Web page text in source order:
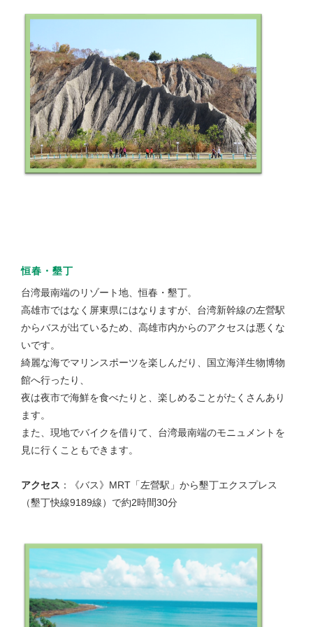
恒春・墾丁
台湾最南端のリゾート地、恒春・墾丁。
高雄市ではなく屏東県にはなりますが、台湾新幹線の左營駅
からバスが出ているため、高雄市内からのアクセスは悪くな
いです。
綺麗な海でマリンスポーツを楽しんだり、国立海洋生物博物
館へ行ったり、
夜は夜市で海鮮を食べたりと、楽しめることがたくさんあり
ます。
また、現地でバイクを借りて、台湾最南端のモニュメントを
見に行くこともできます。
アクセス ：《バス》MRT「左營駅」から墾丁エクスプレス
（墾丁快線9189線）で約2時間30分